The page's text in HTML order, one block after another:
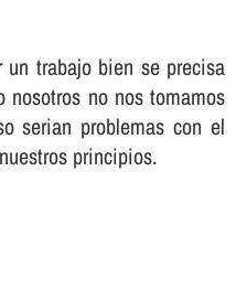
un trabajo bien se precisa
no nos tomamos
serian problemas con el
principios.